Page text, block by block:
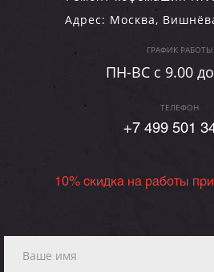
Адрес: Москва,
ГРАФИК РАБОТЫ
ПН-ВC c 9.00
ТЕЛЕФОН
+7 499 501
10% скидка на работы